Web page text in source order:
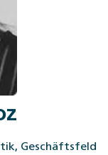
Geschäftsfeld